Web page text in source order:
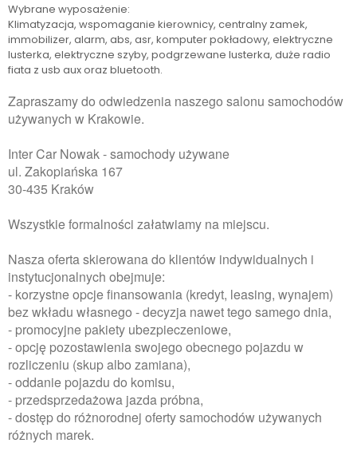
Wybrane wyposażenie:
Klimatyzacja, wspomaganie kierownicy, centralny zamek,
immobilizer, alarm, abs, asr, komputer pokładowy, elektryczne
lusterka, elektryczne szyby, podgrzewane lusterka, duże radio
fiata z usb aux oraz bluetooth.
Zapraszamy do odwiedzenia naszego salonu samochodów
używanych w Krakowie.
Inter Car Nowak - samochody używane
ul. Zakopiańska 167
30-435 Kraków
Wszystkie formalności załatwiamy na miejscu.
Nasza oferta skierowana do klientów indywidualnych i
instytucjonalnych obejmuje:
- korzystne opcje finansowania (kredyt, leasing, wynajem)
bez wkładu własnego - decyzja nawet tego samego dnia,
- promocyjne pakiety ubezpieczeniowe,
- opcję pozostawienia swojego obecnego pojazdu w
rozliczeniu (skup albo zamiana),
- oddanie pojazdu do komisu,
- przedsprzedażowa jazda próbna,
- dostęp do różnorodnej oferty samochodów używanych
różnych marek.